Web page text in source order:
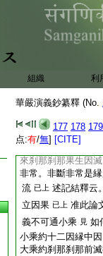
組織 利
華嚴演義鈔纂釋 (No.
177 178 179
点:有/無] [CITE]
義。是小乘意故。
執諸法實有故。未
乎。何況次下釋通
爾者如何有二教不
邊故者。以是即色
乘教中約有爲事離
又其義如何。又果
不共之法相也。今
門乎。故成唯識論
來刹那刹那果生因
非常。非斷非常是
流 已上 述記結釋云
立因果 已上 准此論
義不可通小乘 見 如
小乘約十二因縁中
大乘約刹那刹那前